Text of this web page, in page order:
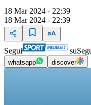
18 Mar 2024 - 22:39
18 Mar 2024 - 22:39
Segui su
whatsapp discover